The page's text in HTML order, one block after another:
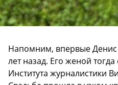
Напомним, впервые Денис
лет назад. Его женой
Института журналистики